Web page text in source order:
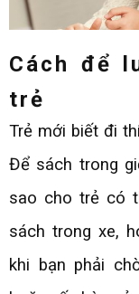
Cách để
trẻ
Trẻ mới biết đi
Để sách trong
sao cho trẻ có
sách trong xe,
khi bạn phải